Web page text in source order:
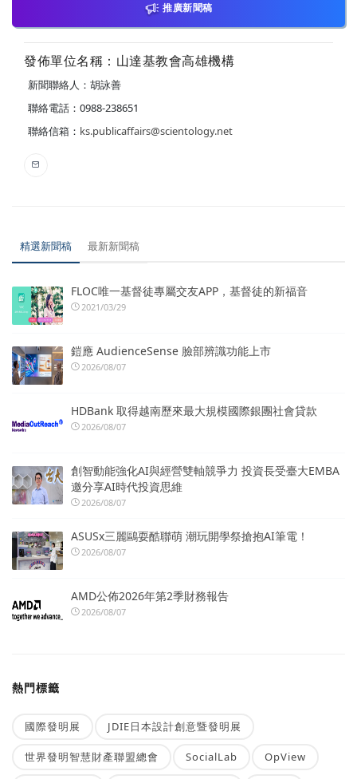
推廣新聞稿
發佈單位名稱：山達基教會高雄機構
新聞聯絡人：胡詠善
聯絡電話：0988-238651
聯絡信箱： ks.publicaffairs@scientology.net
精選新聞稿 最新新聞稿
FLOC唯一基督徒專屬交友APP，基督徒的新福音
2021/03/29
鎧應 AudienceSense 臉部辨識功能上市
2026/08/07
HDBank 取得越南歷來最大規模國際銀團社會貸款
2026/08/07
創智動能強化AI與經營雙軸競爭力 投資長受臺大EMBA
邀分享AI時代投資思維
2026/08/07
ASUSx三麗鷗耍酷聯萌 潮玩開學祭搶抱AI筆電！
2026/08/07
AMD公佈2026年第2季財務報告
2026/08/07
熱門標籤
國際發明展 JDIE日本設計創意暨發明展
世界發明智慧財產聯盟總會 SocialLab OpView